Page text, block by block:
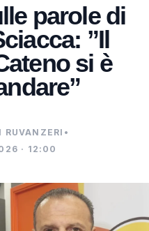
parole di
”Il
si è
RUVANZERI •
· 12:00